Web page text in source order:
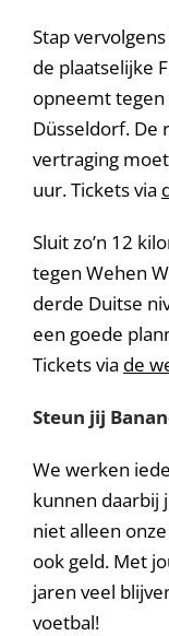
Stap
de plaatselijke
opneemt tegen
Düsseldorf. De
vertraging
uur. Tickets via
Sluit zo’n 12
tegen Wehen
derde Duitse
een goede
Tickets via de
Steun jij
We werken
kunnen daarbij
niet alleen
ook geld. Met
jaren veel
voetbal!